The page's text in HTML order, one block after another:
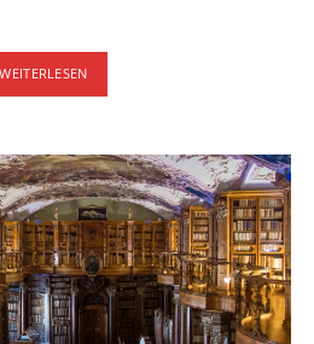
WEITERLESENRHEIN
FAHRRADTOUR